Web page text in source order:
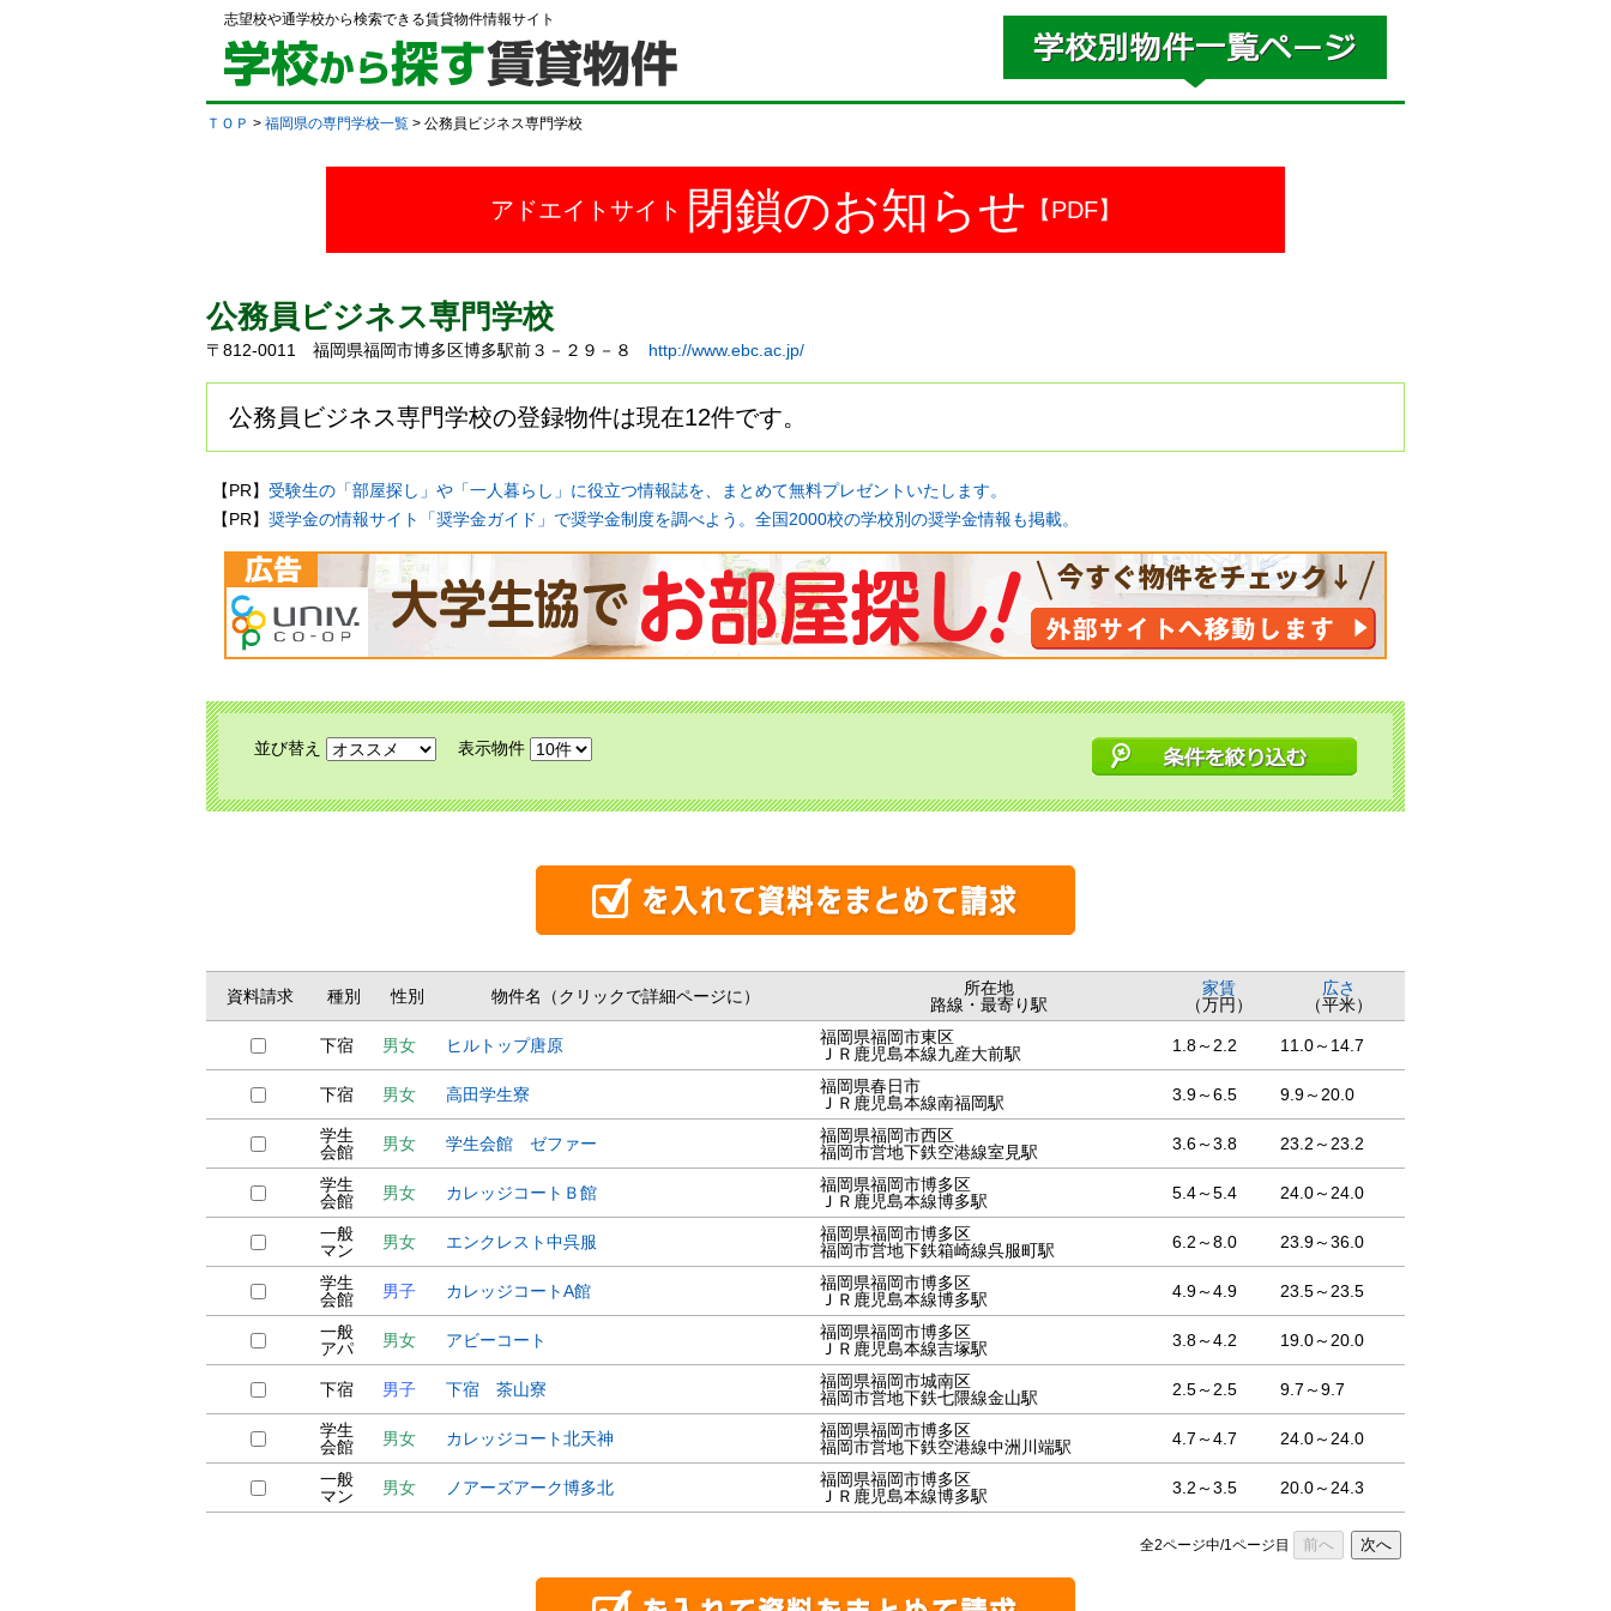
志望校や通学校から検索できる賃貸物件情報サイト
ＴＯＰ > 福岡県の専門学校一覧 > 公務員ビジネス専門学校
アドエイトサイト 閉鎖のお知らせ 【PDF】
公務員ビジネス専門学校
〒812-0011 福岡県福岡市博多区博多駅前３－２９－８ http://www.ebc.ac.jp/
公務員ビジネス専門学校の登録物件は現在12件です。
【PR】 受験生の「部屋探し」や「一人暮らし」に役立つ情報誌を、まとめて無料プレゼントいたします。
【PR】 奨学金の情報サイト「奨学金ガイド」で奨学金制度を調べよう。全国2000校の学校別の奨学金情報も掲載。
並び替え 表示物件
資料請求 種別 性別 物件名（クリックで詳細ページに）
所在地
路線・最寄り駅
家賃
（万円）
広さ
（平米）
下宿 男女 ヒルトップ唐原
福岡県福岡市東区
ＪＲ鹿児島本線九産大前駅
1.8～2.2 11.0～14.7
下宿 男女 高田学生寮
福岡県春日市
ＪＲ鹿児島本線南福岡駅
3.9～6.5 9.9～20.0
学生
会館
男女 学生会館 ゼファー
福岡県福岡市西区
福岡市営地下鉄空港線室見駅
3.6～3.8 23.2～23.2
学生
会館
男女 カレッジコートＢ館
福岡県福岡市博多区
ＪＲ鹿児島本線博多駅
5.4～5.4 24.0～24.0
一般
マン
男女 エンクレスト中呉服
福岡県福岡市博多区
福岡市営地下鉄箱崎線呉服町駅
6.2～8.0 23.9～36.0
学生
会館
男子 カレッジコートA館
福岡県福岡市博多区
ＪＲ鹿児島本線博多駅
4.9～4.9 23.5～23.5
一般
アパ
男女 アビーコート
福岡県福岡市博多区
ＪＲ鹿児島本線吉塚駅
3.8～4.2 19.0～20.0
下宿 男子 下宿 茶山寮
福岡県福岡市城南区
福岡市営地下鉄七隈線金山駅
2.5～2.5 9.7～9.7
学生
会館
男女 カレッジコート北天神
福岡県福岡市博多区
福岡市営地下鉄空港線中洲川端駅
4.7～4.7 24.0～24.0
一般
マン
男女 ノアーズアーク博多北
福岡県福岡市博多区
ＪＲ鹿児島本線博多駅
3.2～3.5 20.0～24.3
全2ページ中/1ページ目 前へ 次へ